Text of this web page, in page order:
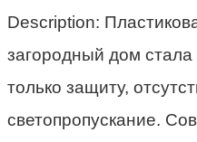
Description:
загородный дом стала
только защиту,
светопропускание.